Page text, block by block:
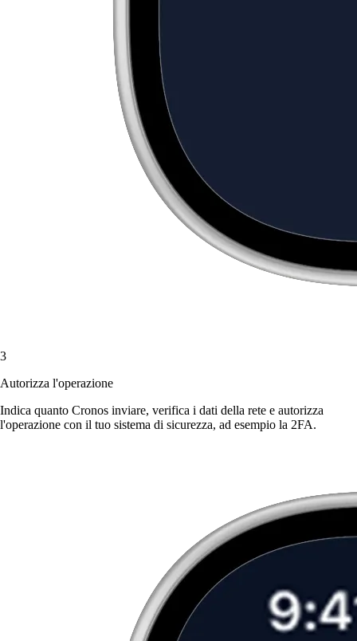
3
Autorizza l'operazione
Indica quanto Cronos inviare, verifica i dati della rete e autorizza
l'operazione con il tuo sistema di sicurezza, ad esempio la 2FA.